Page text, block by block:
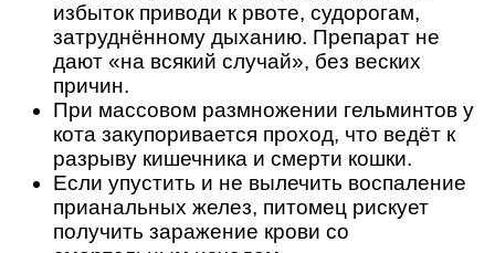
избыток приводи к рвоте, судорогам,
затруднённому дыханию. Препарат не
дают «на всякий случай», без веских
причин.
При массовом размножении гельминтов у
кота закупоривается проход, что ведёт к
разрыву кишечника и смерти кошки.
Если упустить и не вылечить воспаление
прианальных желез, питомец рискует
получить заражение крови со